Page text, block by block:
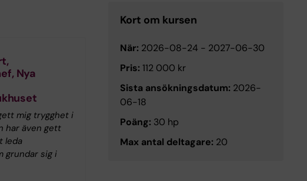
Nya
mig trygghet i
har även gett
leda
grundar sig i
Kort om kursen
När: 2026-08-24 - 2027-06-30
Pris: 112 000 kr
Sista ansökningsdatum: 2026-
06-18
Poäng: 30 hp
Max antal deltagare: 20